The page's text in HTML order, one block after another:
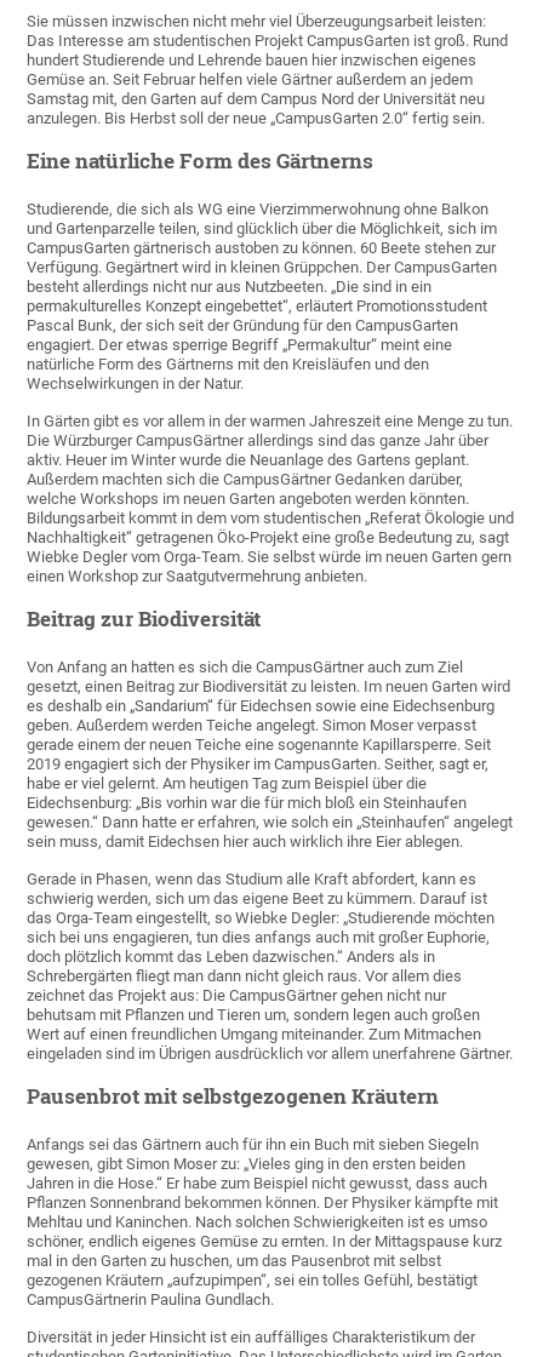
Sie müssen inzwischen nicht mehr viel Überzeugungsarbeit leisten:
Das Interesse am studentischen Projekt CampusGarten ist groß. Rund
hundert Studierende und Lehrende bauen hier inzwischen eigenes
Gemüse an. Seit Februar helfen viele Gärtner außerdem an jedem
Samstag mit, den Garten auf dem Campus Nord der Universität neu
anzulegen. Bis Herbst soll der neue „CampusGarten 2.0“ fertig sein.
Eine natürliche Form des Gärtnerns
Studierende, die sich als WG eine Vierzimmerwohnung ohne Balkon
und Gartenparzelle teilen, sind glücklich über die Möglichkeit, sich im
CampusGarten gärtnerisch austoben zu können. 60 Beete stehen zur
Verfügung. Gegärtnert wird in kleinen Grüppchen. Der CampusGarten
besteht allerdings nicht nur aus Nutzbeeten. „Die sind in ein
permakulturelles Konzept eingebettet“, erläutert Promotionsstudent
Pascal Bunk, der sich seit der Gründung für den CampusGarten
engagiert. Der etwas sperrige Begriff „Permakultur“ meint eine
natürliche Form des Gärtnerns mit den Kreisläufen und den
Wechselwirkungen in der Natur.
In Gärten gibt es vor allem in der warmen Jahreszeit eine Menge zu tun.
Die Würzburger CampusGärtner allerdings sind das ganze Jahr über
aktiv. Heuer im Winter wurde die Neuanlage des Gartens geplant.
Außerdem machten sich die CampusGärtner Gedanken darüber,
welche Workshops im neuen Garten angeboten werden könnten.
Bildungsarbeit kommt in dem vom studentischen „Referat Ökologie und
Nachhaltigkeit“ getragenen Öko-Projekt eine große Bedeutung zu, sagt
Wiebke Degler vom Orga-Team. Sie selbst würde im neuen Garten gern
einen Workshop zur Saatgutvermehrung anbieten.
Beitrag zur Biodiversität
Von Anfang an hatten es sich die CampusGärtner auch zum Ziel
gesetzt, einen Beitrag zur Biodiversität zu leisten. Im neuen Garten wird
es deshalb ein „Sandarium“ für Eidechsen sowie eine Eidechsenburg
geben. Außerdem werden Teiche angelegt. Simon Moser verpasst
gerade einem der neuen Teiche eine sogenannte Kapillarsperre. Seit
2019 engagiert sich der Physiker im CampusGarten. Seither, sagt er,
habe er viel gelernt. Am heutigen Tag zum Beispiel über die
Eidechsenburg: „Bis vorhin war die für mich bloß ein Steinhaufen
gewesen.“ Dann hatte er erfahren, wie solch ein „Steinhaufen“ angelegt
sein muss, damit Eidechsen hier auch wirklich ihre Eier ablegen.
Gerade in Phasen, wenn das Studium alle Kraft abfordert, kann es
schwierig werden, sich um das eigene Beet zu kümmern. Darauf ist
das Orga-Team eingestellt, so Wiebke Degler: „Studierende möchten
sich bei uns engagieren, tun dies anfangs auch mit großer Euphorie,
doch plötzlich kommt das Leben dazwischen.“ Anders als in
Schrebergärten fliegt man dann nicht gleich raus. Vor allem dies
zeichnet das Projekt aus: Die CampusGärtner gehen nicht nur
behutsam mit Pflanzen und Tieren um, sondern legen auch großen
Wert auf einen freundlichen Umgang miteinander. Zum Mitmachen
eingeladen sind im Übrigen ausdrücklich vor allem unerfahrene Gärtner.
Pausenbrot mit selbstgezogenen Kräutern
Anfangs sei das Gärtnern auch für ihn ein Buch mit sieben Siegeln
gewesen, gibt Simon Moser zu: „Vieles ging in den ersten beiden
Jahren in die Hose.“ Er habe zum Beispiel nicht gewusst, dass auch
Pflanzen Sonnenbrand bekommen können. Der Physiker kämpfte mit
Mehltau und Kaninchen. Nach solchen Schwierigkeiten ist es umso
schöner, endlich eigenes Gemüse zu ernten. In der Mittagspause kurz
mal in den Garten zu huschen, um das Pausenbrot mit selbst
gezogenen Kräutern „aufzupimpen“, sei ein tolles Gefühl, bestätigt
CampusGärtnerin Paulina Gundlach.
Diversität in jeder Hinsicht ist ein auffälliges Charakteristikum der